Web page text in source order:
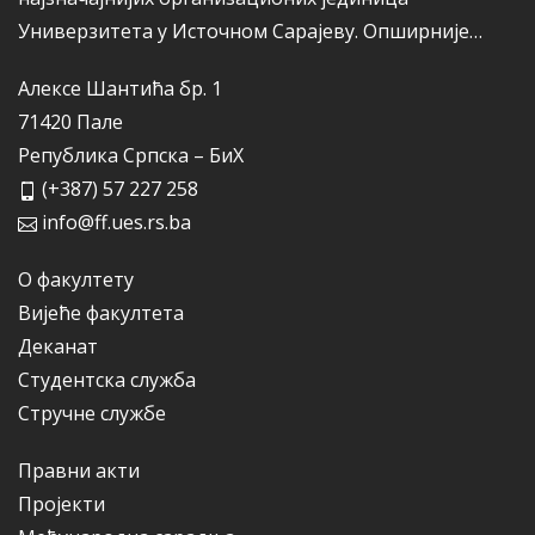
Универзитета у Источном Сарајеву. Опширније…
Алексе Шантића бр. 1
71420 Пале
Република Српска – БиХ
(+387) 57 227 258
info@ff.ues.rs.ba
О факултету
Вијеће факултета
Деканат
Студентска служба
Стручне службе
Правни акти
Пројекти